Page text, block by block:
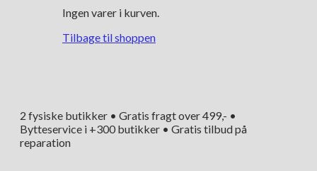
Ingen varer i kurven.
Tilbage til shoppen
2 fysiske butikker • Gratis fragt over 499,- •
Bytteservice i +300 butikker • Gratis tilbud på
reparation